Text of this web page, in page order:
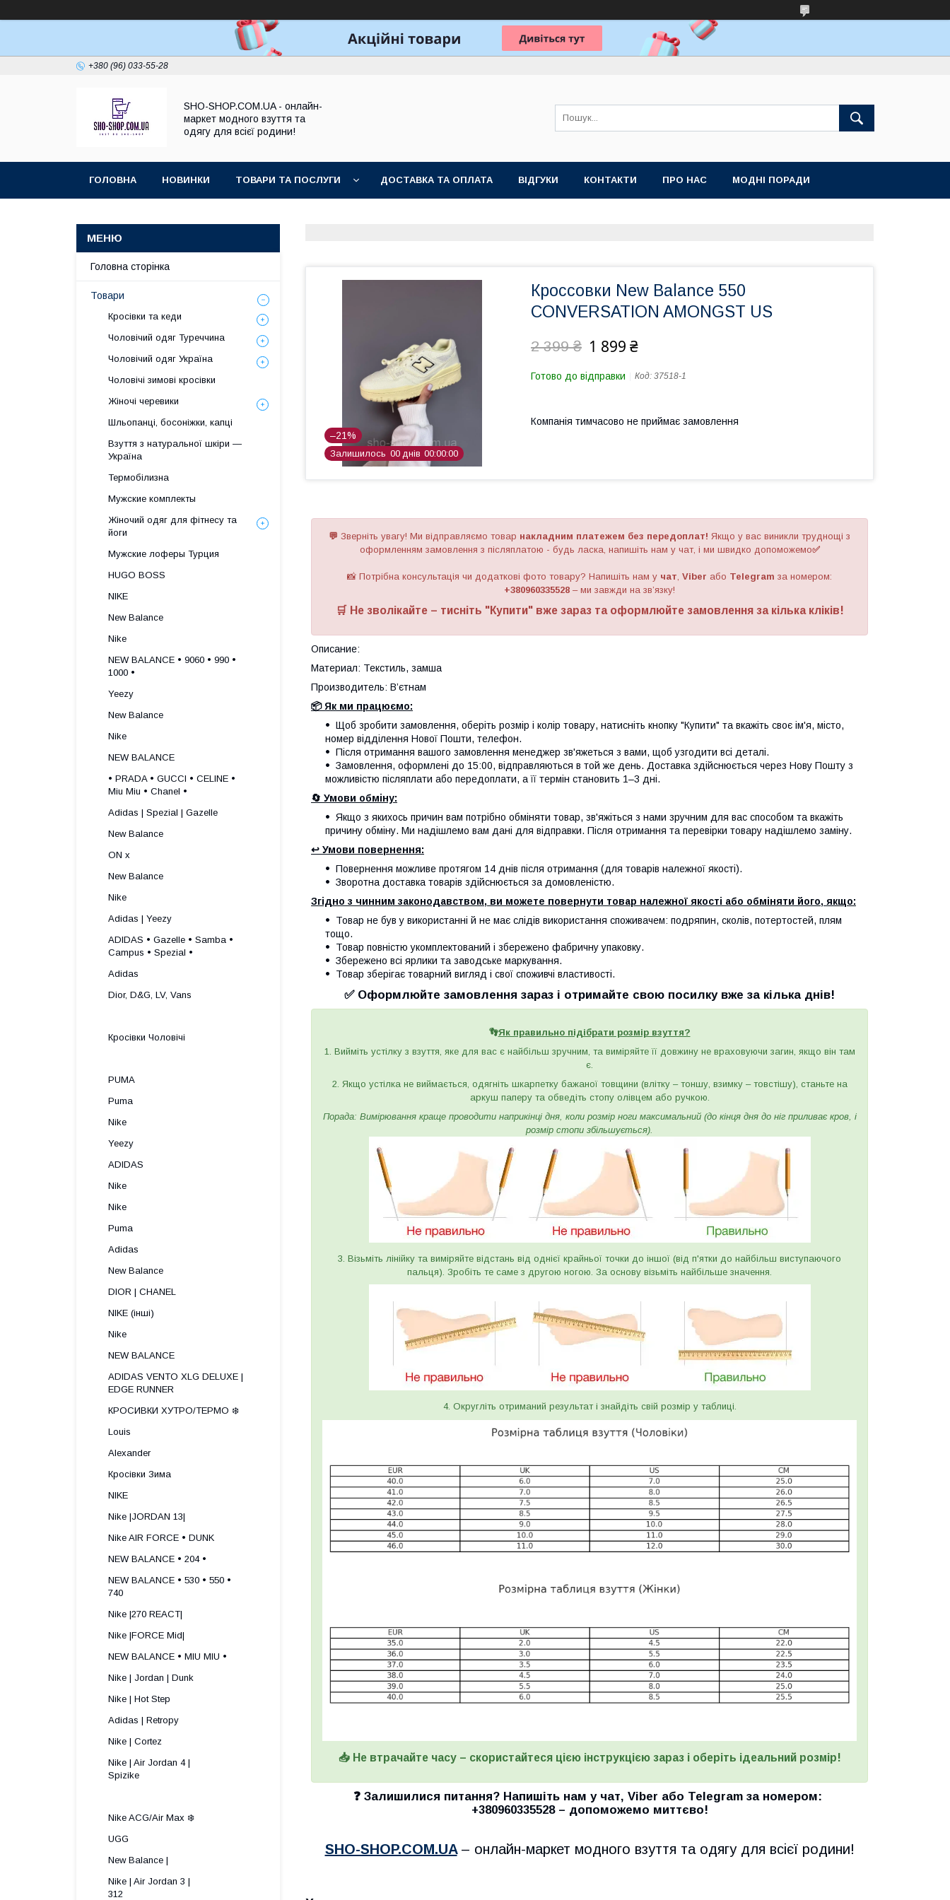
+380 (96) 033-55-28
SHO-SHOP.COM.UA - онлайн-
маркет модного взуття та
одягу для всієї родини!
ГОЛОВНА НОВИНКИ ТОВАРИ ТА ПОСЛУГИ ДОСТАВКА ТА ОПЛАТА ВІДГУКИ КОНТАКТИ ПРО НАС МОДНІ ПОРАДИ
–21%
Залишилось 00 днів 00 00 00
Кроссовки New Balance 550
CONVERSATION AMONGST US
2 399 ₴ 1 899 ₴
Готово до відправки Код: 37518-1
Компанія тимчасово не приймає замовлення
💬 Зверніть увагу! Ми відправляємо товар накладним платежем без передоплат! Якщо у вас виникли труднощі з
оформленням замовлення з післяплатою - будь ласка, напишіть нам у чат, і ми швидко допоможемо✅
📸 Потрібна консультація чи додаткові фото товару? Напишіть нам у чат, Viber або Telegram за номером:
+380960335528 – ми завжди на зв’язку!
🛒 Не зволікайте – тисніть "Купити" вже зараз та оформлюйте замовлення за кілька кліків!
Описание:
Материал: Текстиль, замша
Производитель: В’єтнам
📦 Як ми працюємо:
Щоб зробити замовлення, оберіть розмір і колір товару, натисніть кнопку "Купити" та вкажіть своє ім'я, місто,
номер відділення Нової Пошти, телефон.
Після отримання вашого замовлення менеджер зв'яжеться з вами, щоб узгодити всі деталі.
Замовлення, оформлені до 15:00, відправляються в той же день. Доставка здійснюється через Нову Пошту з
можливістю післяплати або передоплати, а її термін становить 1–3 дні.
🔄 Умови обміну:
Якщо з якихось причин вам потрібно обміняти товар, зв'яжіться з нами зручним для вас способом та вкажіть
причину обміну. Ми надішлемо вам дані для відправки. Після отримання та перевірки товару надішлемо заміну.
↩️ Умови повернення:
Повернення можливе протягом 14 днів після отримання (для товарів належної якості).
Зворотна доставка товарів здійснюється за домовленістю.
Згідно з чинним законодавством, ви можете повернути товар належної якості або обміняти його, якщо:
Товар не був у використанні й не має слідів використання споживачем: подряпин, сколів, потертостей, плям
тощо.
Товар повністю укомплектований і збережено фабричну упаковку.
Збережено всі ярлики та заводське маркування.
Товар зберігає товарний вигляд і свої споживчі властивості.
✅ Оформлюйте замовлення зараз і отримайте свою посилку вже за кілька днів!
👣Як правильно підібрати розмір взуття?
1. Вийміть устілку з взуття, яке для вас є найбільш зручним, та виміряйте її довжину не враховуючи загин, якщо він там
є.
2. Якщо устілка не виймається, одягніть шкарпетку бажаної товщини (влітку – тоншу, взимку – товстішу), станьте на
аркуш паперу та обведіть стопу олівцем або ручкою.
Порада: Вимірювання краще проводити наприкінці дня, коли розмір ноги максимальний (до кінця дня до ніг приливає кров, і
розмір стопи збільшується).
3. Візьміть лінійку та виміряйте відстань від однієї крайньої точки до іншої (від п'ятки до найбільш виступаючого
пальця). Зробіть те саме з другою ногою. За основу візьміть найбільше значення.
4. Округліть отриманий результат і знайдіть свій розмір у таблиці.
📥 Не втрачайте часу – скористайтеся цією інструкцією зараз і оберіть ідеальний розмір!
❓ Залишилися питання? Напишіть нам у чат, Viber або Telegram за номером:
+380960335528– допоможемо миттєво!
SHO-SHOP.COM.UA – онлайн-маркет модного взуття та одягу для всієї родини!
Головна сторінка
Товари
Кросівки та кеди
Чоловічий одяг Туреччина
Чоловічий одяг Україна
Чоловічі зимові кросівки
Жіночі черевики
Шльопанці, босоніжки, капці
Взуття з натуральної шкіри —
Україна
Термобілизна
Мужские комплекты
Жіночий одяг для фітнесу та
йоги
Мужские лоферы Турция
HUGO BOSS
NIKE
New Balance
Nike
NEW BALANCE • 9060 • 990 •
1000 •
Yeezy
New Balance
Nike
NEW BALANCE
• PRADA • GUCCI • CELINE •
Miu Miu • Chanel •
Adidas | Spezial | Gazelle
New Balance
ON x
New Balance
Nike
Adidas | Yeezy
ADIDAS • Gazelle • Samba •
Campus • Spezial •
Adidas
Dior, D&G, LV, Vans
Кросівки Чоловічі
PUMA
Puma
Nike
Yeezy
ADIDAS
Nike
Nike
Puma
Adidas
New Balance
DIOR | CHANEL
NIKE (інші)
Nike
NEW BALANCE
ADIDAS VENTO XLG DELUXE |
EDGE RUNNER
КРОСИВКИ ХУТРО/ТЕРМО ❄️
Louis
Alexander
Кросівки Зима
NIKE
Nike |JORDAN 13|
Nike AIR FORCE • DUNK
NEW BALANCE • 204 •
NEW BALANCE • 530 • 550 •
740
Nike |270 REACT|
Nike |FORCE Mid|
NEW BALANCE • MIU MIU •
Nike | Jordan | Dunk
Nike | Hot Step
Adidas | Retropy
Nike | Cortez
Nike | Air Jordan 4 |
Spizike ​
Nike ACG/Air Max ❄️
UGG
New Balance |
Nike | Air Jordan 3 |
312 ​